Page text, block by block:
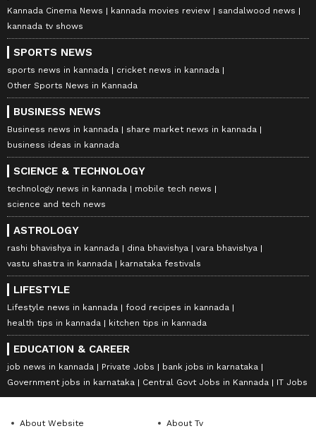
Kannada Cinema News kannada movies review
sandalwood news
kannada tv shows
SPORTS NEWS
sports news in kannada
cricket news in kannada
Other Sports News in Kannada
BUSINESS NEWS
Business news in kannada
share market news in kannada
business ideas in kannada
SCIENCE & TECHNOLOGY
technology news in kannada
mobile tech news
science and tech news
ASTROLOGY
rashi bhavishya in kannada dina bhavishya
vara bhavishya
vastu shastra in kannada
karnataka festivals
LIFESTYLE
Lifestyle news in kannada
food recipes in kannada
health tips in kannada
kitchen tips in kannada
EDUCATION & CAREER
job news in kannada Private Jobs
bank jobs in karnataka
Government jobs in karnataka
Central Govt Jobs in Kannada IT Jobs
About Website About Tv